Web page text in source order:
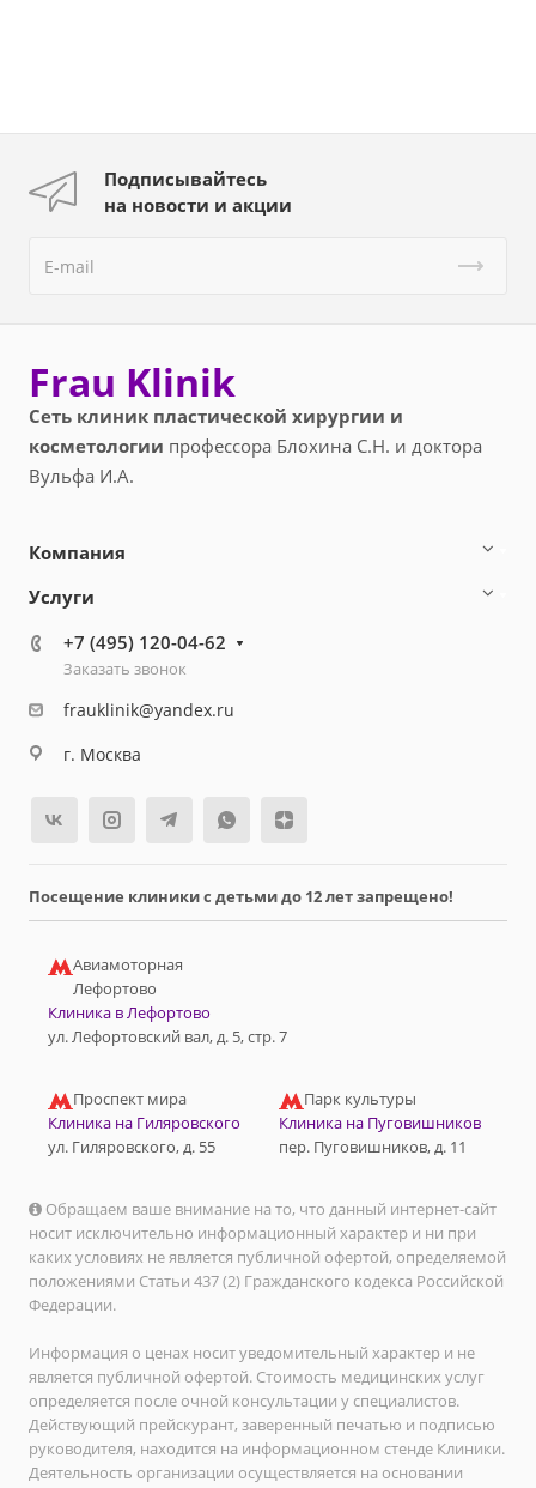
Подписывайтесь
на новости и акции
Frau Klinik
Сеть клиник пластической хирургии и
косметологии профессора Блохина С.Н. и доктора
Вульфа И.А.
Компания
Услуги
+7 (495) 120-04-62
Заказать звонок
frauklinik@yandex.ru
г. Москва
Посещение клиники с детьми до 12 лет запрещено!
Авиамоторная
Лефортово
Клиника в Лефортово
ул. Лефортовский вал, д. 5, стр. 7
Проспект мира
Клиника на Гиляровского
ул. Гиляровского, д. 55
Парк культуры
Клиника на Пуговишников
пер. Пуговишников, д. 11
Обращаем ваше внимание на то, что данный интернет-сайт
носит исключительно информационный характер и ни при
каких условиях не является публичной офертой, определяемой
положениями Статьи 437 (2) Гражданского кодекса Российской
Федерации.
Информация о ценах носит уведомительный характер и не
является публичной офертой. Стоимость медицинских услуг
определяется после очной консультации у специалистов.
Действующий прейскурант, заверенный печатью и подписью
руководителя, находится на информационном стенде Клиники.
Деятельность организации осуществляется на основании